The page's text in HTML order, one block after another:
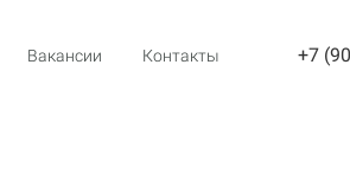
Вакансии Контакты +7